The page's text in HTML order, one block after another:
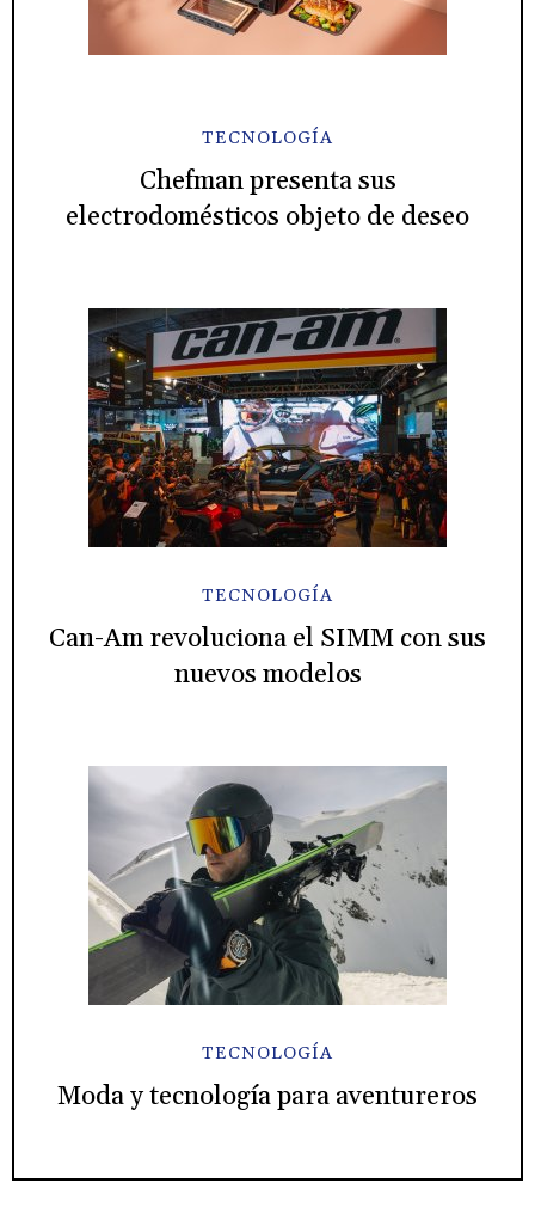
TECNOLOGÍA
Chefman presenta sus
electrodomésticos objeto de deseo
TECNOLOGÍA
Can-Am revoluciona el SIMM con sus
nuevos modelos
TECNOLOGÍA
Moda y tecnología para aventureros